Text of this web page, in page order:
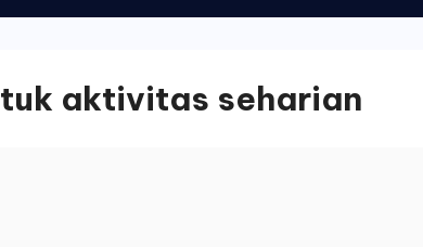
aktivitas seharian